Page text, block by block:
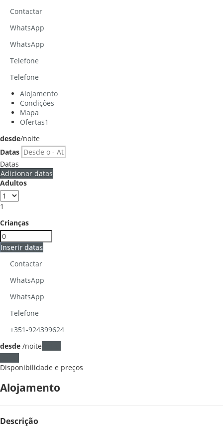
Contactar
WhatsApp
WhatsApp
Telefone
Telefone
Alojamento
Condições
Mapa
Ofertas1
desde/noite
Datas
Datas
Adicionar datas
Adultos
1
Crianças
Inserir datas
Contactar
WhatsApp
WhatsApp
Telefone
+351-924399624
desde /noite
Disponibilidade e preços
Alojamento
Descrição